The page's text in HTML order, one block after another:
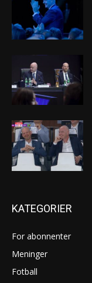
KATEGORIER
For abonnenter
Meninger
Fotball